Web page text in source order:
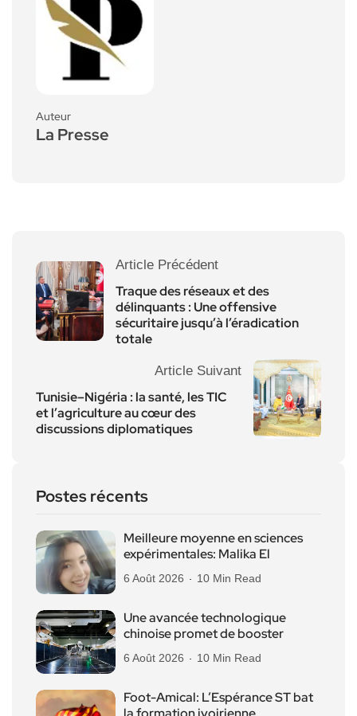
Auteur
La Presse
Article Précédent
Traque des réseaux et des
délinquants : Une offensive
sécuritaire jusqu’à l’éradication
totale
Article Suivant
Tunisie–Nigéria : la santé, les TIC
et l’agriculture au cœur des
discussions diplomatiques
Postes récents
Meilleure moyenne en sciences
expérimentales: Malika El
6 Août 2026 10 Min Read
Une avancée technologique
chinoise promet de booster
6 Août 2026 10 Min Read
Foot-Amical: L’Espérance ST bat